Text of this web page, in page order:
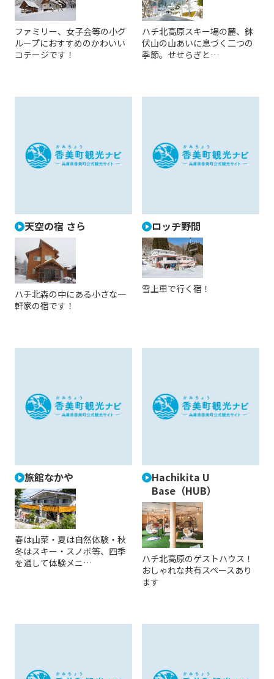
ファミリー、女子会等の小グ
ループにおすすめのかわいい
コテージです！
ハチ北高原スキー場の麓、鉢
伏山の山あいに息づく二つの
季節。せせらぎと…
天空の宿 さら
ハチ北森の中にある小さな一
軒家の宿です！
ロッヂ野間
雪上車で行く宿！
旅館なかや
春は山菜・夏は自然体験・秋
冬はスキー・スノボ等、四季
を通して体験メニ…
Hachikita U
Base（HUB）
ハチ北高原のゲストハウス！
おしゃれな共有スペースあり
ます